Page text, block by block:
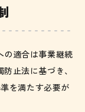
の適合は事業継続
止法に基づき、
を満たす必要が